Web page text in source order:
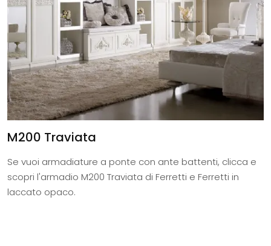
M200 Traviata
Se vuoi armadiature a ponte con ante battenti, clicca e
scopri l'armadio M200 Traviata di Ferretti e Ferretti in
laccato opaco.